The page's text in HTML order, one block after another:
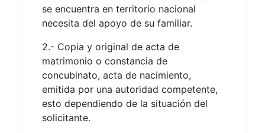
se encuentra en territorio nacional
necesita del apoyo de su familiar.
2.- Copia y original de acta de
matrimonio o constancia de
concubinato, acta de nacimiento,
emitida por una autoridad competente,
esto dependiendo de la situación del
solicitante.